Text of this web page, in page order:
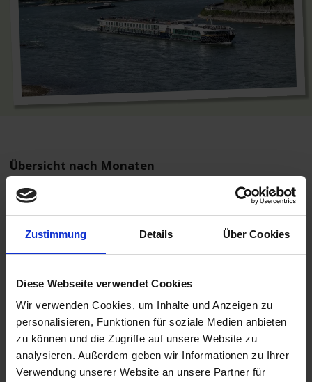
Zustimmung Details Über Cookies
Diese Webseite verwendet Cookies
Wir verwenden Cookies, um Inhalte und Anzeigen zu
personalisieren, Funktionen für soziale Medien anbieten
zu können und die Zugriffe auf unsere Website zu
analysieren. Außerdem geben wir Informationen zu Ihrer
Verwendung unserer Website an unsere Partner für
Übersicht nach Monaten
August 2026
September 2026
August 2027
September 2027
Dezember 2027